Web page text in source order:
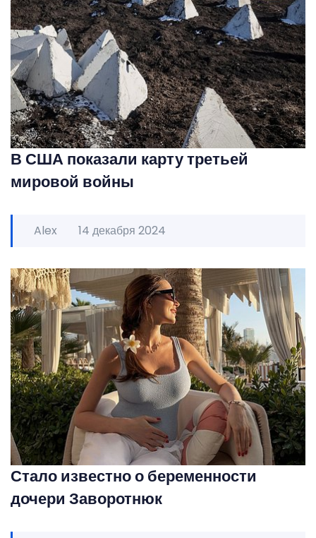
В США показали карту третьей
мировой войны
Alex 14 декабря 2024
Стало известно о беременности
дочери Заворотнюк